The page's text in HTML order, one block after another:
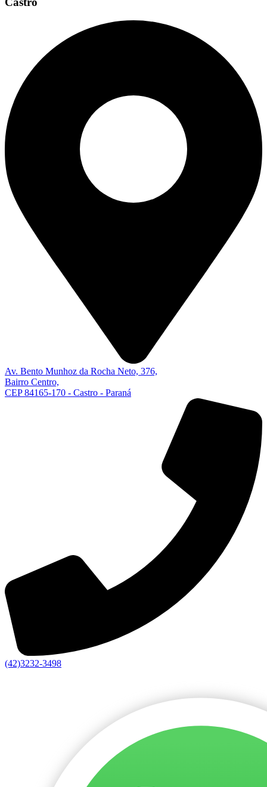
Av. Bento Munhoz da Rocha Neto, 376,
Bairro Centro,
CEP 84165-170 - Castro - Paraná
(42)3232-3498